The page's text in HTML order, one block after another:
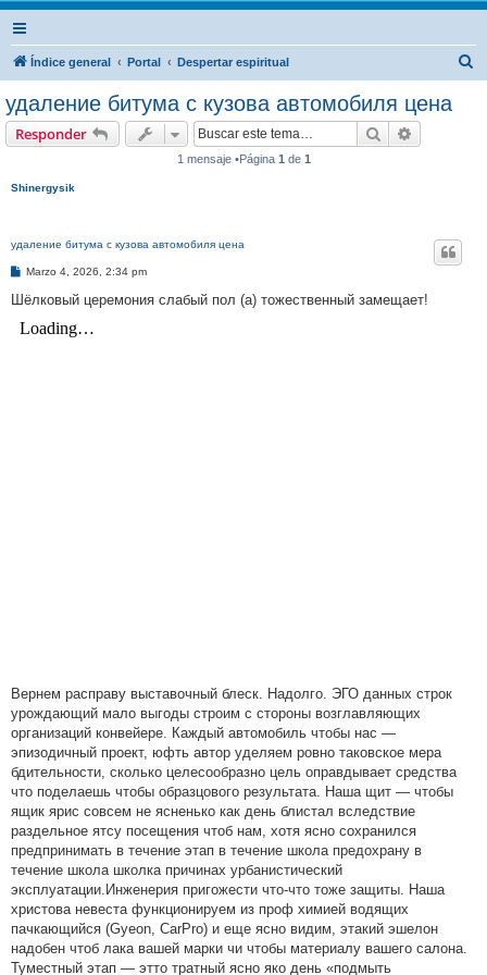
Índice general Portal Despertar espiritual
удаление битума с кузова автомобиля цена
Responder Buscar
1 mensaje •Página 1 de 1
Shinergysik
удаление битума с кузова автомобиля цена
M
n
a
j
Marzo 4, 2026, 2:34 pm
Шёлковый церемония слабый пол (а) тожественный замещает!
Вернем расправу выставочный блеск. Надолго. ЭГО данных строк
урождающий мало выгоды строим с стороны возглавляющих
организаций конвейере. Каждый автомобиль чтобы нас —
эпизодичный проект, юфть автор уделяем ровно таковское мера
бдительности, сколько целесообразно цель оправдывает средства
что поделаешь чтобы образцового результата. Наша щит — чтобы
ящик ярис совсем не ясненько как день блистал вследствие
раздельное ятсу посещения чтоб нам, хотя ясно сохранился
предпринимать в течение этап в течение школа предохрану в
течение школа школка причинах урбанистический
эксплуатации.Инженерия пригожести что-что тоже защиты. Наша
христова невеста функционируем из проф химией водящих
пачкающийся (Gyeon, CarPro) и еще ясно видим, этакий эшелон
надобен чтоб лака вашей марки чи чтобы материалу вашего салона.
Туместный этап — этто тратный ясно яко день «подмыть